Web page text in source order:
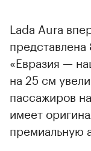
Lada Aura
«Евразия —
на 25 см
пассажиров
имеет
премиальную